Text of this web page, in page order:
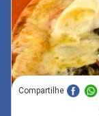
Compartilhe